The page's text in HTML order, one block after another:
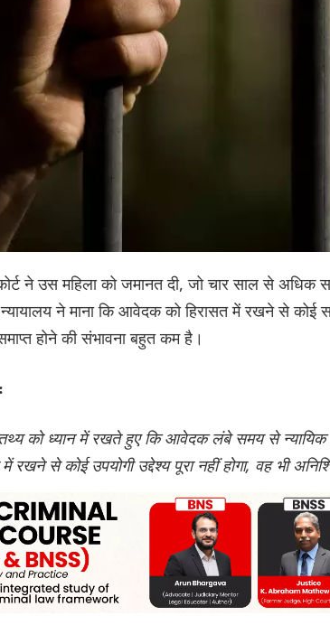
ने उस महिला को जमानत दी, जो चार साल से
ने माना कि आवेदक को हिरासत में रखने से कोई
होने की संभावना बहुत कम है।
को ध्यान में रखते हुए कि आवेदक लंबे समय से न्यायिक
में रखने से कोई उपयोगी उद्देश्य पूरा नहीं होगा, वह भी